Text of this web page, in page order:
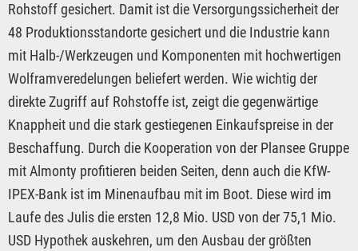
Rohstoff gesichert. Damit ist die Versorgungssicherheit der
48 Produktionsstandorte gesichert und die Industrie kann
mit Halb-/Werkzeugen und Komponenten mit hochwertigen
Wolframveredelungen beliefert werden. Wie wichtig der
direkte Zugriff auf Rohstoffe ist, zeigt die gegenwärtige
Knappheit und die stark gestiegenen Einkaufspreise in der
Beschaffung. Durch die Kooperation von der Plansee Gruppe
mit Almonty profitieren beiden Seiten, denn auch die KfW-
IPEX-Bank ist im Minenaufbau mit im Boot. Diese wird im
Laufe des Julis die ersten 12,8 Mio. USD von der 75,1 Mio.
USD Hypothek auskehren, um den Ausbau der größten